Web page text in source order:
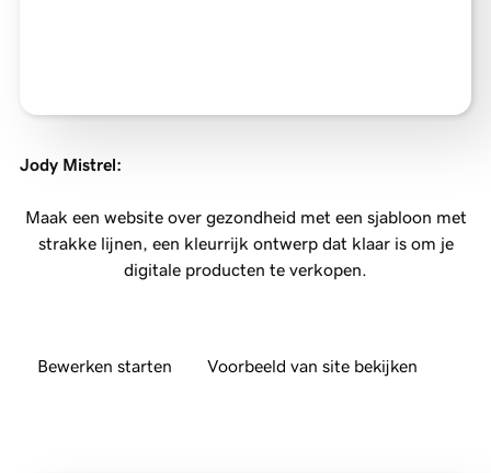
Jody Mistrel:
Maak een website over gezondheid met een sjabloon met
strakke lijnen, een kleurrijk ontwerp dat klaar is om je
digitale producten te verkopen.
Bewerken starten Voorbeeld van site bekijken